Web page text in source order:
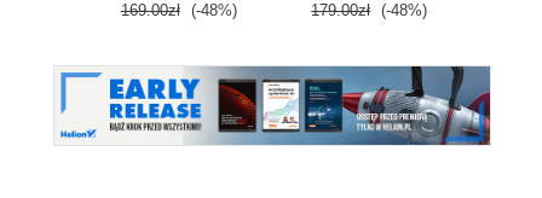
169.00zł (-48%) 179.00zł (-48%)